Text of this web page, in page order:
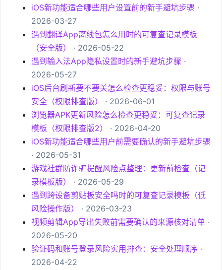
iOS新功能适合哪些用户设置前的新手避坑步骤 ·
2026-03-27
遇到翻译App离线包怎么用时的可复查记录模板
（安全版）
· 2026-05-22
遇到输入法App隐私设置时的新手避坑步骤 ·
2026-05-27
iOS后台刷新要不要关怎么检查更稳妥：权限与账号
安全（权限排查版）
· 2026-06-01
浏览器APK更新风险怎么检查更稳妥：可复查记录
模板（权限排查版2）
· 2026-04-20
iOS新功能适合哪些用户前需要确认的新手避坑步骤
· 2026-05-31
游戏社群防诈骗提醒风险点整理：更新前检查（记
录模板版）
· 2026-05-29
遇到跨设备剪贴板安全吗时的可复查记录模板（低
风险操作版）
· 2026-03-23
视频剪辑App导出失败前需要确认的来源核对清单 ·
2026-05-20
验证码和账号登录风险实用排查：安全处理顺序 ·
2026-04-22